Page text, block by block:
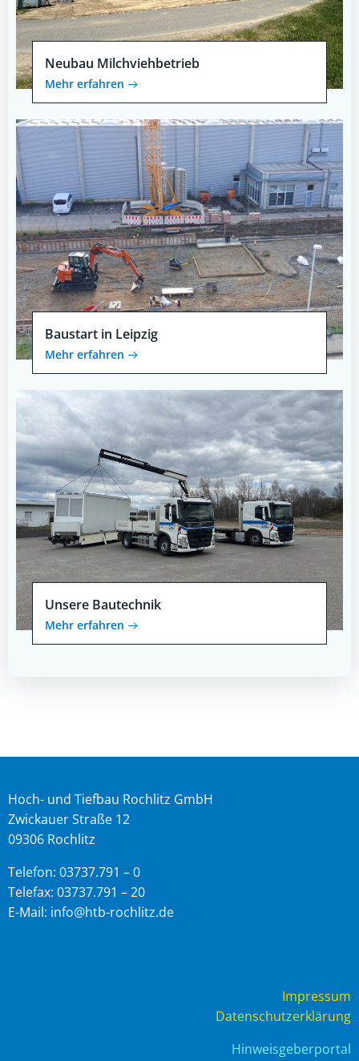
Neubau Milchviehbetrieb
Mehr erfahren
Baustart in Leipzig
Mehr erfahren
Unsere Bautechnik
Mehr erfahren
Hoch- und Tiefbau Rochlitz GmbH
Zwickauer Straße 12
09306 Rochlitz
Telefon: 03737.791 – 0
Telefax: 03737.791 – 20
E-Mail: info@htb-rochlitz.de
Impressum
Datenschutzerklärung
Hinweisgeberportal